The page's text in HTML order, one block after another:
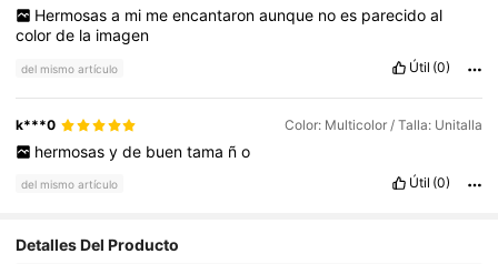
Hermosas a mi me encantaron aunque no es parecido al
colorde la imagen
del mismo artículo Útil (0)
k***0 Color: Multicolor / Talla: Unitalla
hermosas y de buen tama ñ o
del mismo artículo Útil (0)
Detalles Del Producto